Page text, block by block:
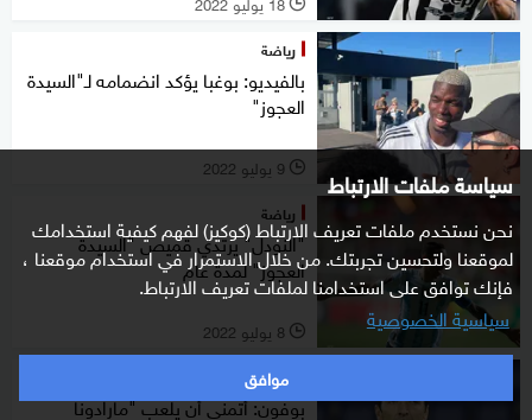
سياسة ملفات الارتباط
نحن نستخدم ملفات تعريف الارتباط (كوكيز) لفهم كيفية استخدامك
لموقعنا ولتحسين تجربتك. من خلال الاستمرار في استخدام موقعنا ،
فإنك توافق على استخدامنا لملفات تعريف الارتباط.
سياسية الخصوصية
موافق
l
رياضة
بالفيديو: بوغبا يؤكد انضمامه لـ"السيدة
العجوز"
l 9 يوليو 2022
رياضة
"النودل" يرتدي قميص "السيدة
العجوز" لمدة عام
l 8 يوليو 2022
رياضة
بوفون: أتمنى أن يلعب "مارادونا